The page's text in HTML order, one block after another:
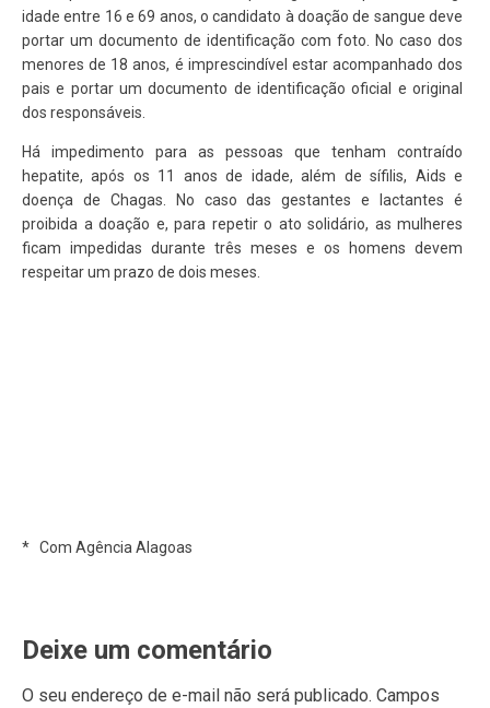
idade entre 16 e 69 anos, o candidato à doação de sangue deve
portar um documento de identificação com foto. No caso dos
menores de 18 anos, é imprescindível estar acompanhado dos
pais e portar um documento de identificação oficial e original
dos responsáveis.
Há impedimento para as pessoas que tenham contraído
hepatite, após os 11 anos de idade, além de sífilis, Aids e
doença de Chagas. No caso das gestantes e lactantes é
proibida a doação e, para repetir o ato solidário, as mulheres
ficam impedidas durante três meses e os homens devem
respeitar um prazo de dois meses.
* Com Agência Alagoas
Deixe um comentário
O seu endereço de e-mail não será publicado. Campos